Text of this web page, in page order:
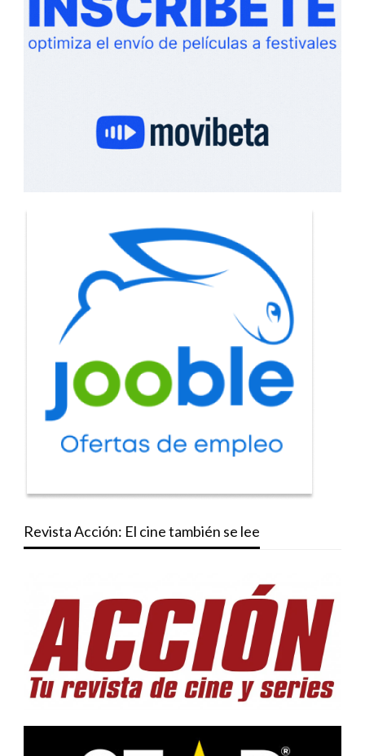
Revista Acción: El cine también se lee